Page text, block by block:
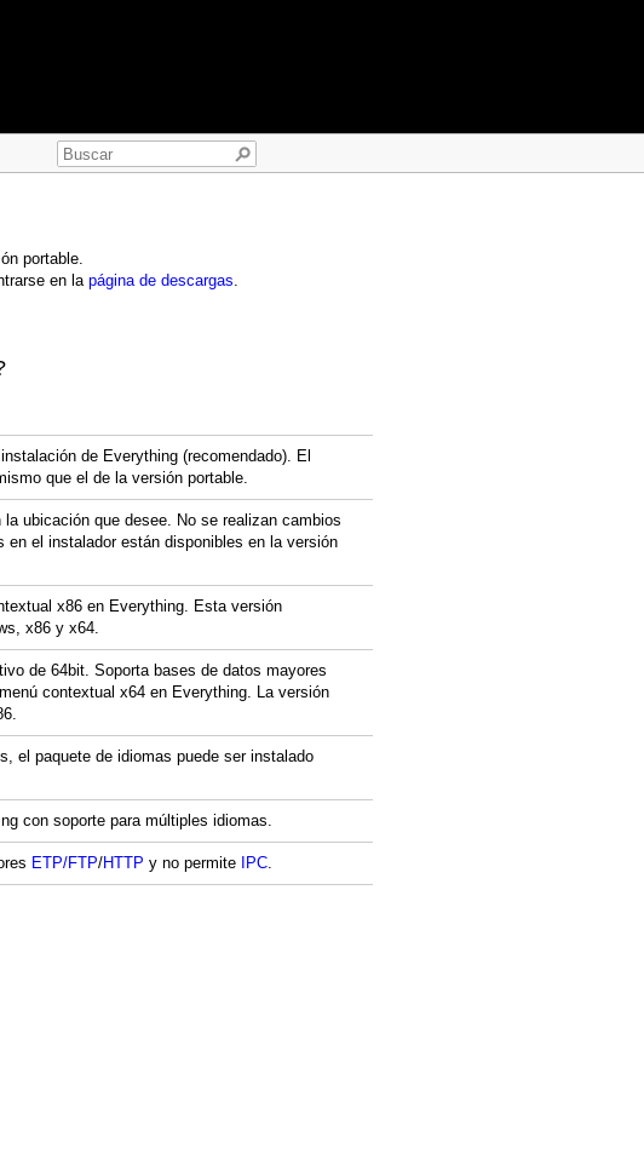
portable.
en la página de descargas.
de Everything (recomendado). El
que el de la versión portable.
ubicación que desee. No se realizan cambios
el instalador están disponibles en la versión
x86 en Everything. Esta versión
x86 y x64.
de 64bit. Soporta bases de datos mayores
contextual x64 en Everything. La versión
el paquete de idiomas puede ser instalado
con soporte para múltiples idiomas.
ETP/FTP/HTTP y no permite IPC.